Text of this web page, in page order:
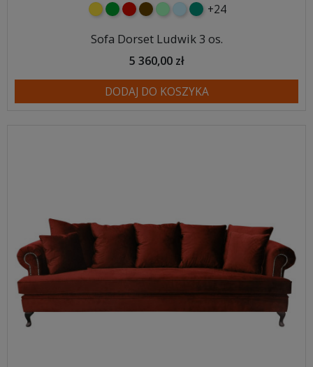
żółtyzielonyczerwony
czekoladowy
miętowybłękitny
turkusowy
+24
Sofa Dorset Ludwik 3 os.
5 360,00 zł
DODAJ DO KOSZYKA